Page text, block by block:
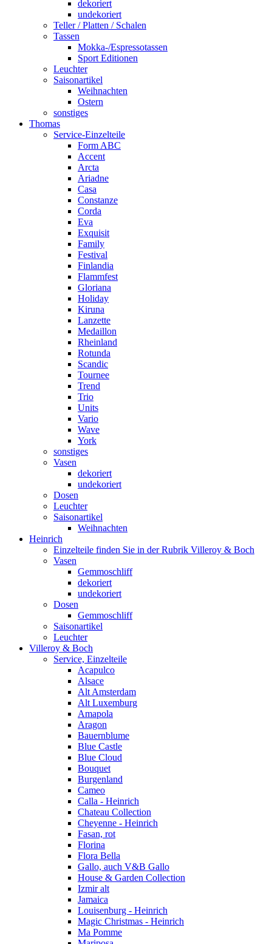
dekoriert
undekoriert
Teller / Platten / Schalen
Tassen
Mokka-/Espressotassen
Sport Editionen
Leuchter
Saisonartikel
Weihnachten
Ostern
sonstiges
Thomas
Service-Einzelteile
Form ABC
Accent
Arcta
Ariadne
Casa
Constanze
Corda
Eva
Exquisit
Family
Festival
Finlandia
Flammfest
Gloriana
Holiday
Kiruna
Lanzette
Medaillon
Rheinland
Rotunda
Scandic
Tournee
Trend
Trio
Units
Vario
Wave
York
sonstiges
Vasen
dekoriert
undekoriert
Dosen
Leuchter
Saisonartikel
Weihnachten
Heinrich
Einzelteile finden Sie in der Rubrik Villeroy & Boch
Vasen
Gemmoschliff
dekoriert
undekoriert
Dosen
Gemmoschliff
Saisonartikel
Leuchter
Villeroy & Boch
Service, Einzelteile
Acapulco
Alsace
Alt Amsterdam
Alt Luxemburg
Amapola
Aragon
Bauernblume
Blue Castle
Blue Cloud
Bouquet
Burgenland
Cameo
Calla - Heinrich
Chateau Collection
Cheyenne - Heinrich
Fasan, rot
Florina
Flora Bella
Gallo, auch V&B Gallo
House & Garden Collection
Izmir alt
Jamaica
Louisenburg - Heinrich
Magic Christmas - Heinrich
Ma Pomme